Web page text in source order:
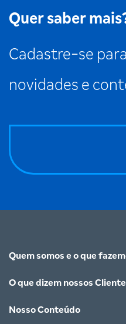
Quer saber
Cadastre-se
novidades e
Quem somos e o que
O que dizem nossos
Nosso Conteúdo